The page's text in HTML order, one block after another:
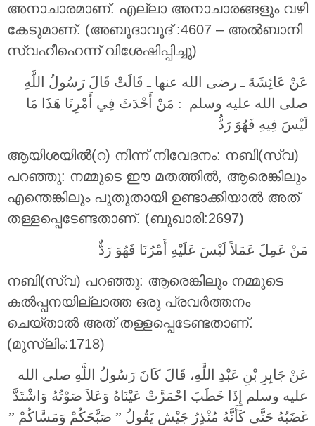
അനാചാരമാണ്‌. എല്ലാ അനാചാരങ്ങളും വഴി
കേടുമാണ്‌. (അബൂദാവൂദ്‌ :4607 – അല്‍ബാനി
സ്വഹീഹെന്ന് വിശേഷിപ്പിച്ചു)
عَنْ عَائِشَةَ ـ رضى الله عنها ـ قَالَتْ قَالَ رَسُولُ اللَّهِ
صلى الله عليه وسلم ‏ :‏ مَنْ أَحْدَثَ فِي أَمْرِنَا هَذَا مَا
لَيْسَ فِيهِ فَهُوَ رَدٌّ
ആയിശയില്‍(റ) നിന്ന് നിവേദനം: നബി(സ്വ)
പറഞ്ഞു: നമ്മുടെ ഈ മതത്തില്‍, ആരെങ്കിലും
എന്തെങ്കിലും പുതുതായി ഉണ്ടാക്കിയാല്‍ അത്
തള്ളപ്പെടേണ്ടതാണ്. (ബുഖാരി:2697)
مَنْ عَمِلَ عَمَلاً لَيْسَ عَلَيْهِ أَمْرُنَا فَهُوَ رَدٌّ ‏
നബി(സ്വ) പറഞ്ഞു: ആരെങ്കിലും നമ്മുടെ
കല്‍പ്പനയില്ലാത്ത ഒരു പ്രവര്‍ത്തനം
ചെയ്താല്‍ അത് തള്ളപ്പെടേണ്ടതാണ്.
(മുസ്ലിം:1718)
عَنْ جَابِرِ بْنِ عَبْدِ اللَّهِ، قَالَ كَانَ رَسُولُ اللَّهِ صلى الله
عليه وسلم إِذَا خَطَبَ احْمَرَّتْ عَيْنَاهُ وَعَلاَ صَوْتُهُ وَاشْتَدَّ
غَضَبُهُ حَتَّى كَأَنَّهُ مُنْذِرُ جَيْشٍ يَقُولُ ‏”‏ صَبَّحَكُمْ وَمَسَّاكُمْ ‏”‏